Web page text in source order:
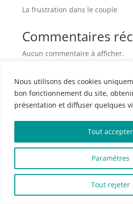
Nous utilisons des cookies
bon fonctionnement du site,
présentation et diffuser quelques
Paramètres
Tout rejeter
Tout accepter
La frustration dans le couple
Commentaires
Aucun commentaire à afficher.